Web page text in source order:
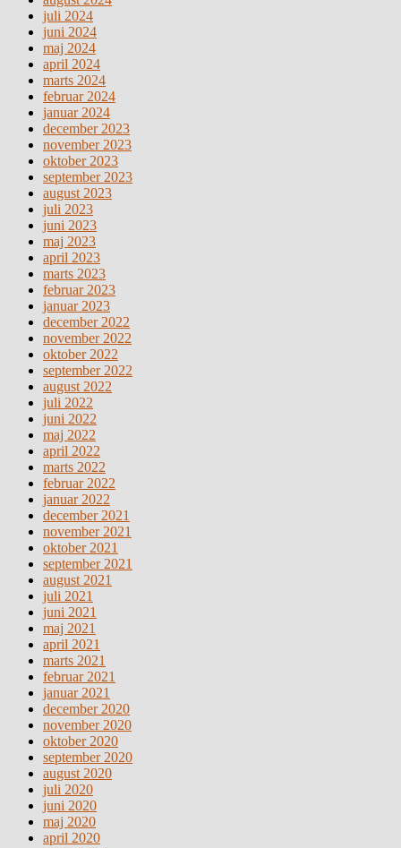
juli 2024
juni 2024
maj 2024
april 2024
marts 2024
februar 2024
januar 2024
december 2023
november 2023
oktober 2023
september 2023
august 2023
juli 2023
juni 2023
maj 2023
april 2023
marts 2023
februar 2023
januar 2023
december 2022
november 2022
oktober 2022
september 2022
august 2022
juli 2022
juni 2022
maj 2022
april 2022
marts 2022
februar 2022
januar 2022
december 2021
november 2021
oktober 2021
september 2021
august 2021
juli 2021
juni 2021
maj 2021
april 2021
marts 2021
februar 2021
januar 2021
december 2020
november 2020
oktober 2020
september 2020
august 2020
juli 2020
juni 2020
maj 2020
april 2020